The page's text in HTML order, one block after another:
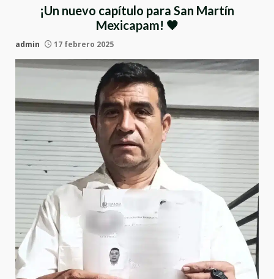
¡Un nuevo capítulo para San Martín
Mexicapam! 🖤
admin 17 febrero 2025